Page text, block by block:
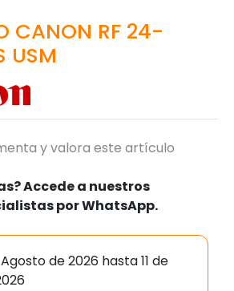
CANON RF 24-
USM
y valora este artículo
Accede a nuestros
por WhatsApp.
de 2026 hasta 11 de